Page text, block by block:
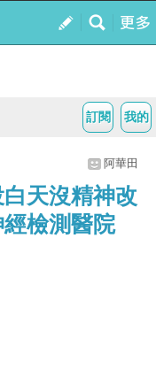
我的
訂閱
阿華田
天沒精神改
檢測醫院